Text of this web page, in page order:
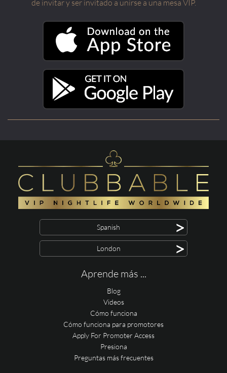
de invitar y ser invitado a unirse a una mesa VIP.
Spanish >
London >
Aprende más ...
Blog
Videos
Cómo funciona
Cómo funciona para promotores
Apply For Promoter Access
Presiona
Preguntas más frecuentes